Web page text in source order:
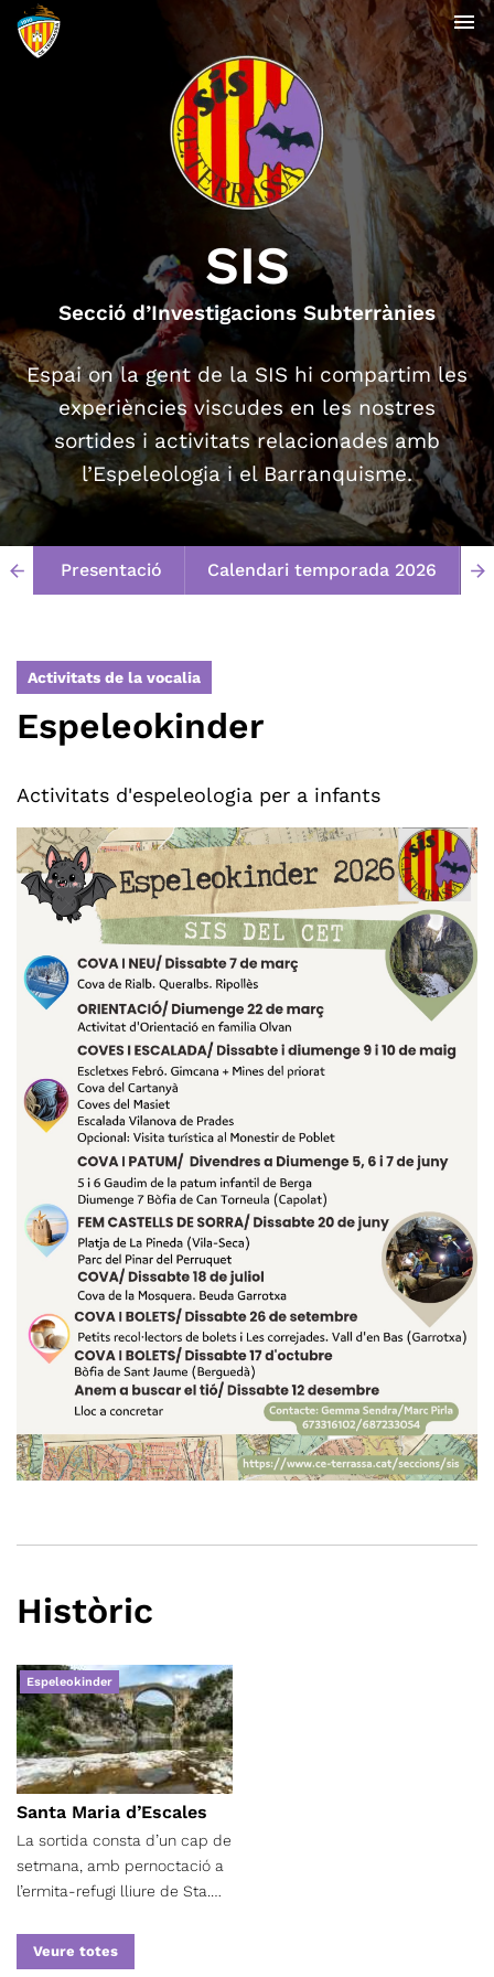
menu
SIS
Secció d’Investigacions Subterrànies
Espai on la gent de la SIS hi compartim les
experiències viscudes en les nostres
sortides i activitats relacionades amb
l’Espeleologia i el Barranquisme.
Presentació Calendari temporada 2026
arrow_back arrow_forward
Activitats de la vocalia
Espeleokinder
Activitats d'espeleologia per a infants
Històric
Espeleokinder
Santa Maria d’Escales
La sortida consta d’un cap de
setmana, amb pernoctació a
l’ermita-refugi lliure de Sta.
immediacions, a la vora d’Oix.
Veure totes